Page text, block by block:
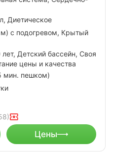
Диетическое
с подогревом, Крытый
лет, Детский бассейн, Своя
цены и качества
мин. пешком)
Цены